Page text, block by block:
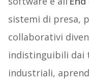
sistemi di presa,
collaborativi
indistinguibili dai
industriali,